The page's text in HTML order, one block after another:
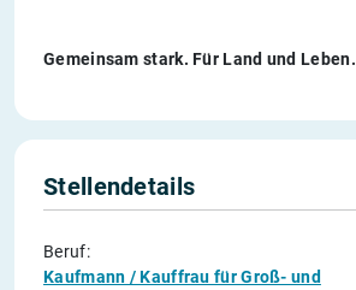
Gemeinsam stark. Für Land und Leben.
Stellendetails
Beruf:
Kaufmann / Kauffrau für Groß- und